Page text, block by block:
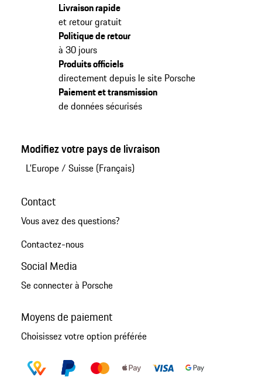
Livraison rapide
et retour gratuit
Politique de retour
à 30 jours
Produits officiels
directement depuis le site Porsche
Paiement et transmission
de données sécurisés
Modifiez votre pays de livraison
L'Europe/ Suisse (Français)
Contact
Vous avez des questions?
Contactez-nous
Social Media
Se connecter à Porsche
Moyens de paiement
Choisissez votre option préférée